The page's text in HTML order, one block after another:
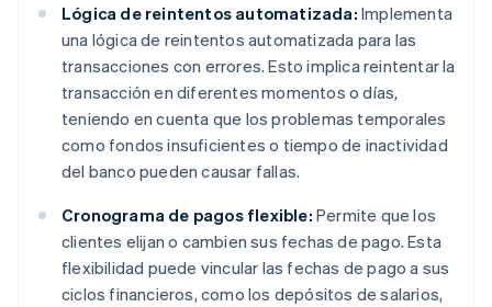
Lógica de reintentos automatizada: Implementa
una lógica de reintentos automatizada para las
transacciones con errores. Esto implica reintentar la
transacción en diferentes momentos o días,
teniendo en cuenta que los problemas temporales
como fondos insuficientes o tiempo de inactividad
del banco pueden causar fallas.
Cronograma de pagos flexible: Permite que los
clientes elijan o cambien sus fechas de pago. Esta
flexibilidad puede vincular las fechas de pago a sus
ciclos financieros, como los depósitos de salarios,